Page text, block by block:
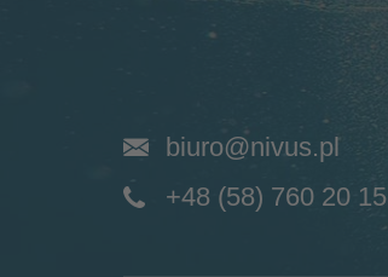
biuro@nivus.pl
+48 (58) 760 20 15